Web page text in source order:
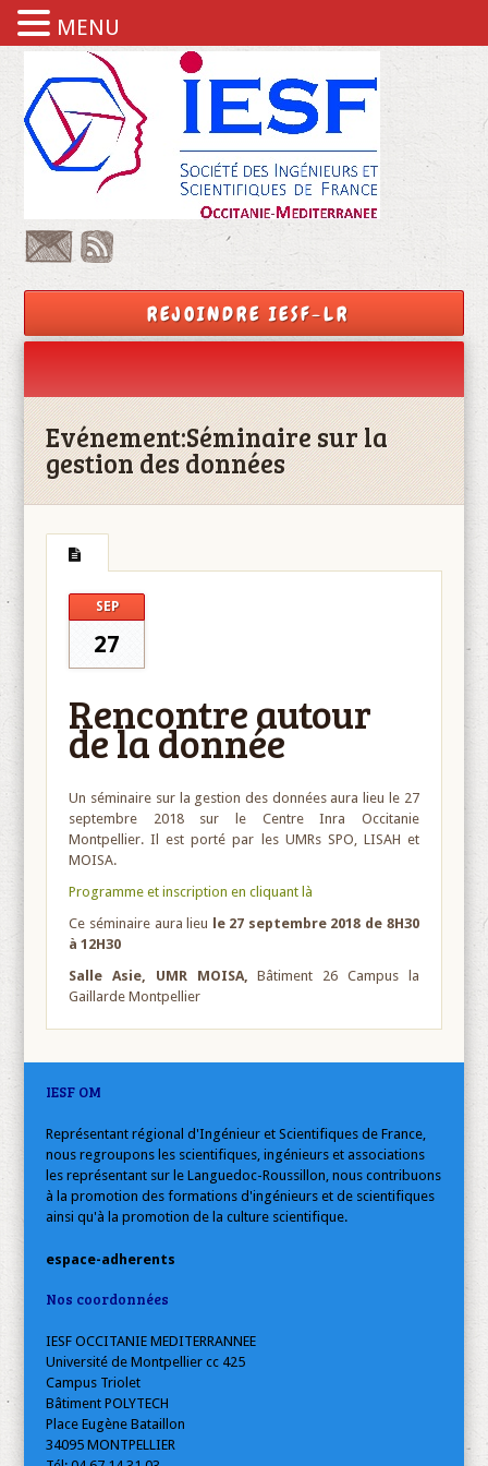
REJOINDRE IESF-LR
Evénement:Séminaire sur la
gestion des données
SEP
27
Rencontre autour
de la donnée
Un séminaire sur la gestion des données aura lieu le 27
septembre 2018 sur le Centre Inra Occitanie
Montpellier. Il est porté par les UMRs SPO, LISAH et
MOISA.
Programme et inscription en cliquant là
Ce séminaire aura lieu
le 27 septembre 2018 de 8H30
à 12H30
Salle Asie, UMR MOISA, Bâtiment 26 Campus la
Gaillarde Montpellier
IESF OM
Représentant régional d'Ingénieur et Scientifiques de France,
nous regroupons les scientifiques, ingénieurs et associations
les représentant sur le Languedoc-Roussillon, nous contribuons
à la promotion des formations d'ingénieurs et de scientifiques
ainsi qu'à la promotion de la culture scientifique.
espace-adherents
Nos coordonnées
IESF OCCITANIE MEDITERRANNEE
Université de Montpellier cc 425
Campus Triolet
Bâtiment POLYTECH
Place Eugène Bataillon
34095 MONTPELLIER
MENU